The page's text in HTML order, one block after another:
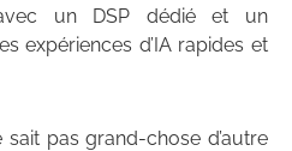
un DSP dédié et un
expériences d’IA rapides et
pas grand-chose d’autre